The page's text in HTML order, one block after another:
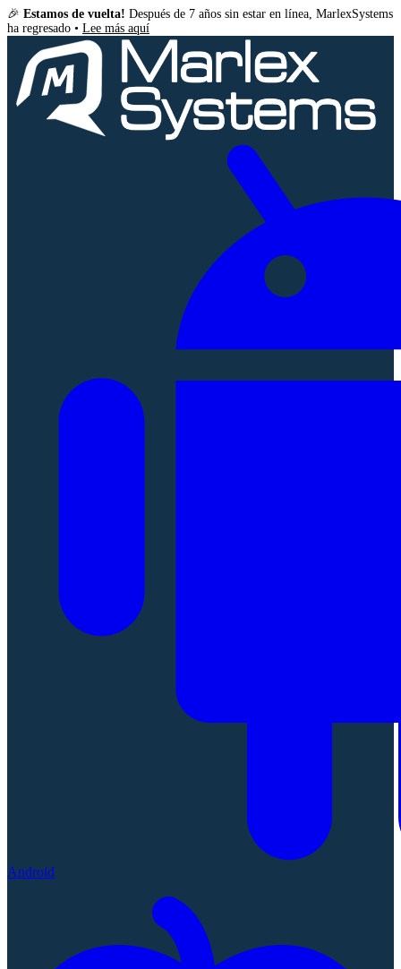
🎉 Estamos de vuelta! Después de 7 años sin estar en línea, MarlexSystems
ha regresado • Lee más aquí
Android